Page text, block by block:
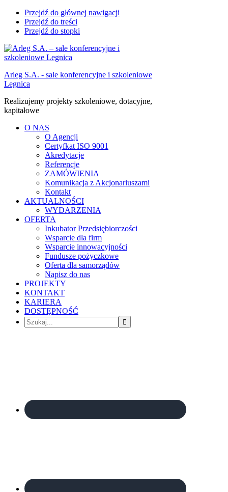
Przejdź do głównej nawigacji
Przejdź do treści
Przejdź do stopki
Arleg S.A. - sale konferencyjne i szkoleniowe
Legnica
Realizujemy projekty szkoleniowe, dotacyjne,
kapitałowe
O NAS
O Agencji
Certyfkat ISO 9001
Akredytacje
Referencje
ZAMÓWIENIA
Komunikacja z Akcjonariuszami
Kontakt
AKTUALNOŚCI
WYDARZENIA
OFERTA
Inkubator Przedsiębiorczości
Wsparcie dla firm
Wsparcie innowacyjności
Fundusze pożyczkowe
Oferta dla samorządów
Napisz do nas
PROJEKTY
KONTAKT
KARIERA
DOSTĘPNOŚĆ
Szukaj...